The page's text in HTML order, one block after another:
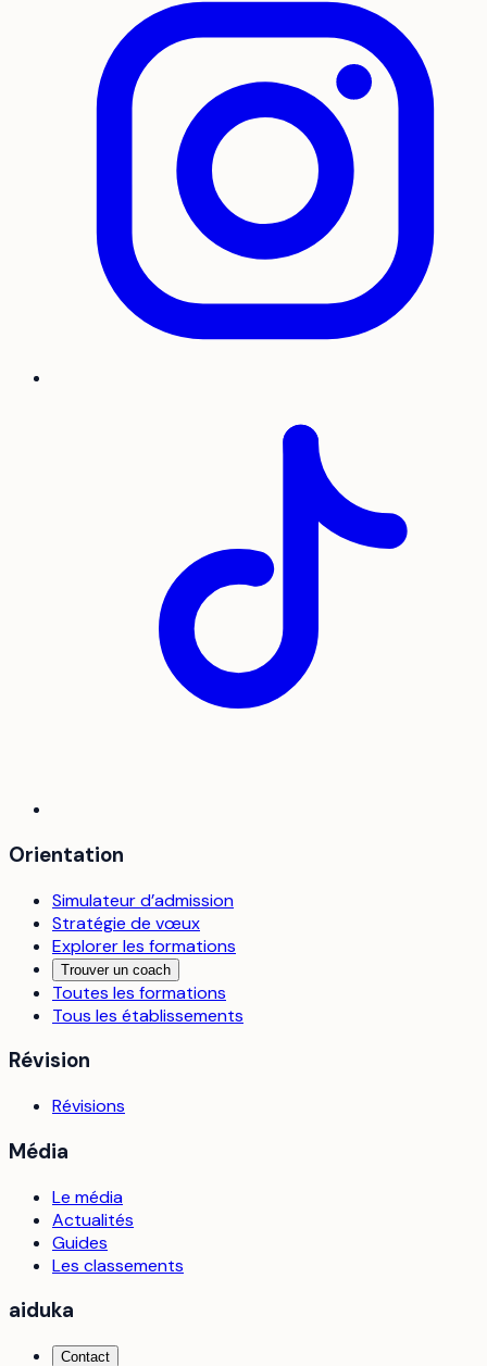
Orientation
Simulateur d’admission
Stratégie de vœux
Explorer les formations
Trouver un coach
Toutes les formations
Tous les établissements
Révision
Révisions
Média
Le média
Actualités
Guides
Les classements
aiduka
Contact